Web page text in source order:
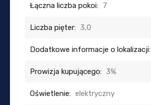
Łączna liczba pokoi: 7
Liczba pięter: 3,0
Dodatkowe informacje o lokalizacji:
Prowizja kupującego: 3%
Oświetlenie: elektryczny